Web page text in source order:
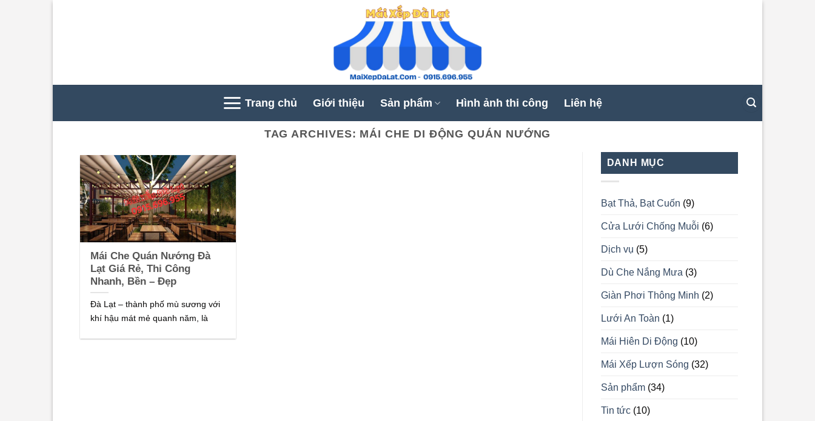
Trang chủ Giới thiệu Sản phẩm Hình ảnh thi công Liên hệ
TAG ARCHIVES: MÁI CHE DI ĐỘNG QUÁN NƯỚNG
Mái Che Quán Nướng Đà
Lạt Giá Rẻ, Thi Công
Nhanh, Bền – Đẹp
Đà Lạt – thành phố mù sương với
khí hậu mát mẻ quanh năm, là
DANH MỤC
Bạt Thả, Bạt Cuốn (9)
Cửa Lưới Chống Muỗi (6)
Dịch vụ (5)
Dù Che Nắng Mưa (3)
Giàn Phơi Thông Minh (2)
Lưới An Toàn (1)
Mái Hiên Di Động (10)
Mái Xếp Lượn Sóng (32)
Sản phẩm(34)
Tin tức(10)